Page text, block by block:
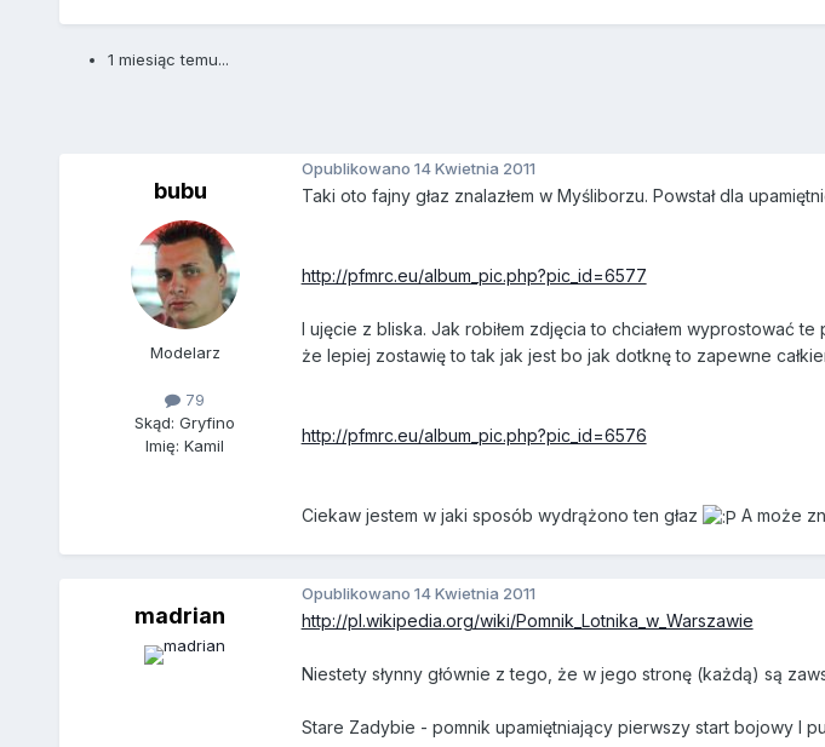
1 miesiąc temu...
bubu
Modelarz
79
Skąd: Gryfino
Imię: Kamil
Opublikowano 14 Kwietnia 2011
Taki oto fajny głaz znalazłem w Myśliborzu. Powstał dla
http://pfmrc.eu/album_pic.php?pic_id=6577
I ujęcie z bliska. Jak robiłem zdjęcia to chciałem wyprostować
że lepiej zostawię to tak jak jest bo jak dotknę to zapewne
http://pfmrc.eu/album_pic.php?pic_id=6576
Ciekaw jestem w jaki sposób wydrążono ten głaz A może
madrian
Opublikowano 14 Kwietnia 2011
http://pl.wikipedia.org/wiki/Pomnik_Lotnika_w_Warszawie
Niestety słynny głównie z tego, że w jego stronę (każdą) są
Stare Zadybie - pomnik upamiętniający pierwszy start bojowy I